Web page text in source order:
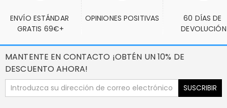
ENVÍO ESTÁNDAR
GRATIS 69€+
OPINIONES POSITIVAS
60 DÍAS DE
DEVOLUCIÓN
MANTENTE EN CONTACTO ¡OBTÉN UN 10% DE
DESCUENTO AHORA!
SUSCRIBIR